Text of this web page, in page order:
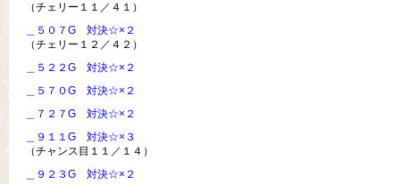
（チェリー１１／４１）
＿５０７G 対決☆×２
（チェリー１２／４２）
＿５２２G 対決☆×２
＿５７０G 対決☆×２
＿７２７G 対決☆×２
＿９１１G 対決☆×３
（チャンス目１１／１４）
＿９２３G 対決☆×２